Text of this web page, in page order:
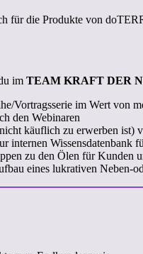
für die Produkte von
im TEAM KRAFT DER
Vortragsserie im Wert von
den Webinaren
käuflich zu erwerben ist)
internen Wissensdatenbank
zu den Ölen für Kunden
eines lukrativen Neben-